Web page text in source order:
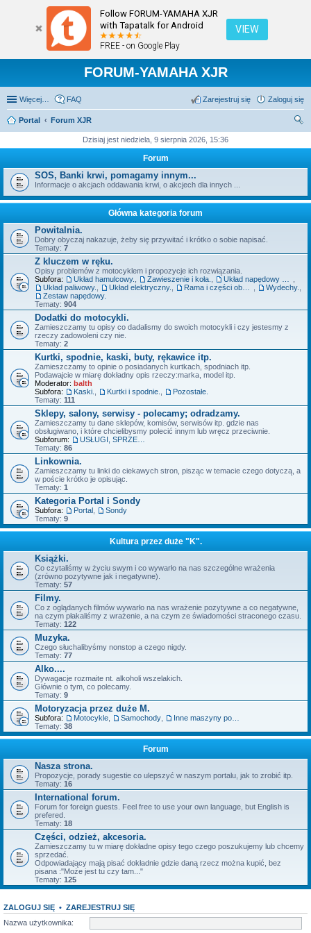
Follow FORUM-YAMAHA XJR
with Tapatalk for Android
FREE - on Google Play
VIEW
FORUM-YAMAHA XJR
Więcej… FAQ Zaloguj się
Zarejestruj się
Portal
Forum XJR
Dzisiaj jest niedziela, 9 sierpnia 2026, 15:36
Forum
SOS, Banki krwi, pomagamy innym...
Informacje o akcjach oddawania krwi, o akcjech dla innych ...
Główna kategoria forum
Powitalnia.
Dobry obyczaj nakazuje, żeby się przywitać i krótko o sobie napisać.
Tematy: 7
Z kluczem w ręku.
Opisy problemów z motocyklem i propozycje ich rozwiązania.
Subfora:
Układ hamulcowy. Zawieszenie i koła.
Układ paliwowy.
Układ elektryczny. Wydechy.
Zestaw napędowy.
Tematy: 904
Dodatki do motocykli.
Zamieszczamy tu opisy co dadalismy do swoich motocykli i czy jestesmy z
rzeczy zadowoleni czy nie.
Tematy: 2
Kurtki, spodnie, kaski, buty, rękawice itp.
Zamieszczamy to opinie o posiadanych kurtkach, spodniach itp.
Podawajcie w miarę dokładny opis rzeczy:marka, model itp.
Moderator: balth
Subfora:
Kaski. Kurtki i spodnie.
Pozostałe.
Tematy: 111
Sklepy, salony, serwisy - polecamy; odradzamy.
Zamieszczamy tu dane sklepów, komisów, serwisów itp. gdzie nas
obsługiwano, i które chcielibysmy polecić innym lub wręcz przeciwnie.
Subforum:
Tematy: 86
Linkownia.
Zamieszczamy tu linki do ciekawych stron, pisząc w temacie czego dotyczą, a
w poście krótko je opisując.
Tematy: 1
Kategoria Portal i Sondy
Subfora: Portal
Sondy
Tematy: 9
Kultura przez duże "K".
Książki.
Co czytaliśmy w życiu swym i co wywarło na nas szczególne wrażenia
(zrówno pozytywne jak i negatywne).
Tematy: 57
Filmy.
Co z oglądanych filmów wywarło na nas wrażenie pozytywne a co negatywne,
na czym płakaliśmy z wrażenie, a na czym ze świadomości straconego czasu.
Tematy: 122
Muzyka.
Czego słuchalibyśmy nonstop a czego nigdy.
Tematy: 77
Alko....
Dywagacje rozmaite nt. alkoholi wszelakich.
Głównie o tym, co polecamy.
Tematy: 9
Motoryzacja przez duże M.
Subfora: Motocykle Samochody
Tematy: 38
Forum
Nasza strona.
Propozycje, porady sugestie co ulepszyć w naszym portalu, jak to zrobić itp.
Tematy: 16
International forum.
Forum for foreign guests. Feel free to use your own language, but English is
prefered.
Tematy: 18
Części, odzież, akcesoria.
Zamieszczamy tu w miarę dokładne opisy tego czego poszukujemy lub chcemy
sprzedać.
Odpowiadający mają pisać dokładnie gdzie daną rzecz można kupić, bez
pisana :"Może jest tu czy tam..."
Tematy: 125
ZALOGUJ SIĘ • ZAREJESTRUJ SIĘ
Nazwa użytkownika: